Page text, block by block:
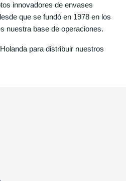
innovadores de envases
que se fundó en 1978 en los
nuestra base de operaciones.
para distribuir nuestros